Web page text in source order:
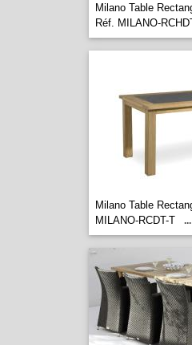
Milano Table
Réf. MILANO-
Milano Table
MILANO-RCDT-T
...